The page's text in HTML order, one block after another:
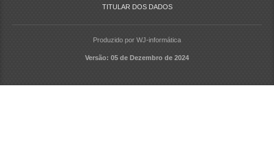
TITULAR DOS DADOS
Produzido por WJ-informática
Versão: 05 de Dezembro de 2024